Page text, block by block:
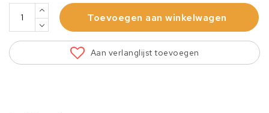
Toevoegen aan winkelwagen
Aan verlanglijst toevoegen